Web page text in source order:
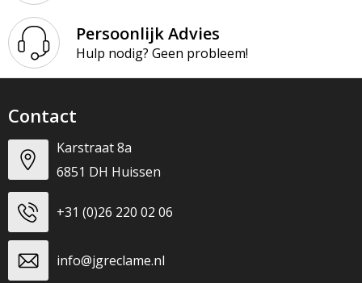
Persoonlijk Advies
Hulp nodig? Geen probleem!
Contact
Karstraat 8a
6851 DH Huissen
+31 (0)26 220 02 06
info@jgreclame.nl